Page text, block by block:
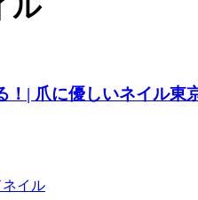
ル
！| 爪に優しいネイル東
イル